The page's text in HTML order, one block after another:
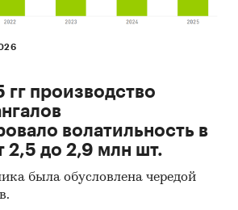
анализа документов не
и анализу подлежат
обработанная и
использованиюбаза
информацией об
и экспорте из России
пожарных извещателей.
себя большое число
гг производство
волатильность в
2,5 до 2,9 млн шт.
была обусловлена чередой